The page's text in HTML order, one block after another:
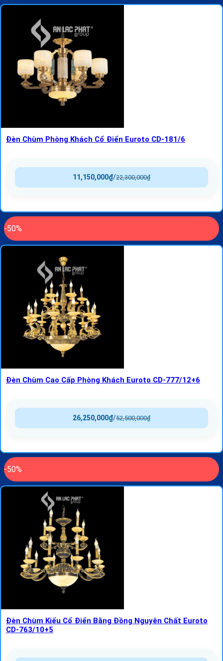
Đèn Chùm Phòng Khách Cổ Điển Euroto CD-181/6
22,300,000₫
/
11,150,000₫
-50%
Đèn Chùm Cao Cấp Phòng Khách Euroto CD-777/12+6
52,500,000₫
/
26,250,000₫
-50%
Đèn Chùm Kiểu Cổ Điển Bằng Đồng Nguyên Chất Euroto
CD-763/10+5